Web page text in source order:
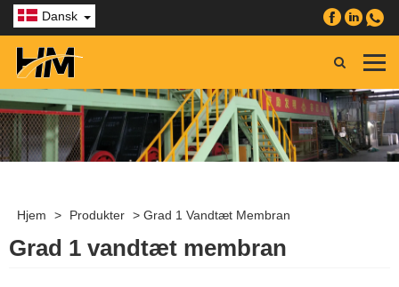
Dansk
Hjem > Produkter > Grad 1 Vandtæt Membran
Grad 1 vandtæt membran